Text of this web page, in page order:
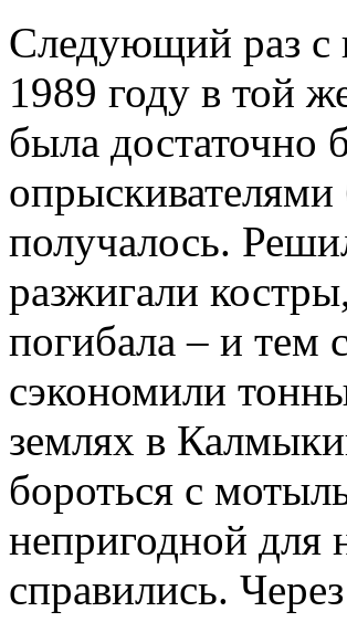
Следующий раз с
1989 году в той
была
получалось.
разжигали
погибала – и тем
сэкономили
землях в
бороться с
непригодной для
справились.